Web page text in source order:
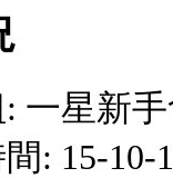
一星新
: 15-10-